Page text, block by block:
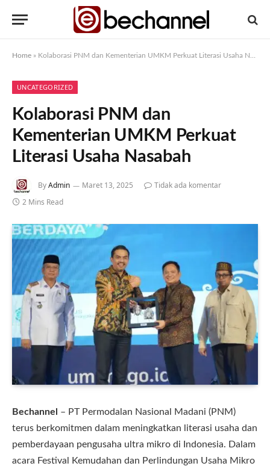
Home » Kolaborasi PNM dan Kementerian UMKM Perkuat Literasi Usaha Nasabah
UNCATEGORIZED
Kolaborasi PNM dan
Kementerian UMKM Perkuat
Literasi Usaha Nasabah
ByAdmin Maret 13, 2025
Tidak ada komentar
2 Mins Read
Bechannel – PT Permodalan Nasional Madani (PNM)
terus berkomitmen dalam meningkatkan literasi usaha dan
pemberdayaan pengusaha ultra mikro di Indonesia. Dalam
acara Festival Kemudahan dan Perlindungan Usaha Mikro